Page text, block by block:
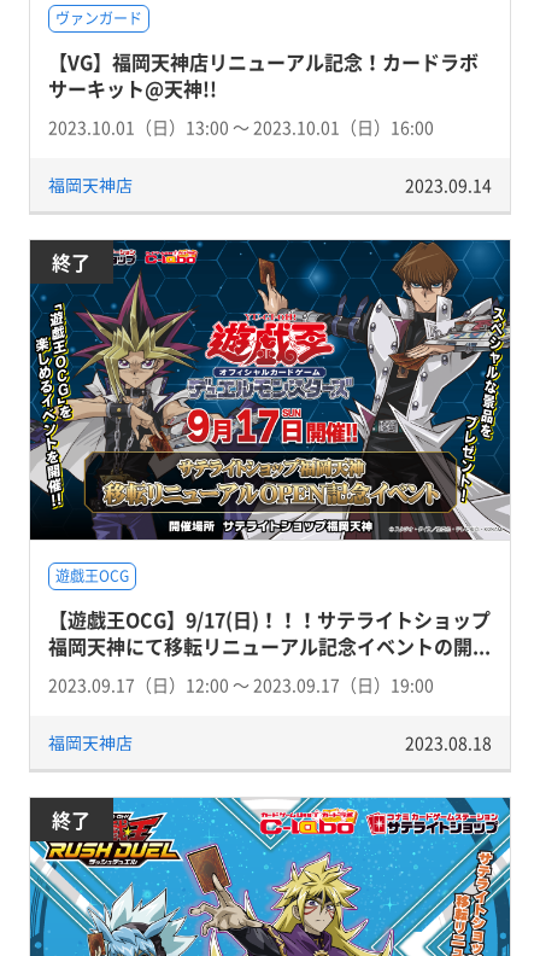
ヴァンガード
【VG】福岡天神店リニューアル記念！カードラボ
サーキット@天神!!
2023.10.01（日）13:00 〜 2023.10.01（日）16:00
福岡天神店 2023.09.14
終了
遊戯王OCG
【遊戯王OCG】9/17(日)！！！サテライトショップ
福岡天神にて移転リニューアル記念イベントの開...
2023.09.17（日）12:00 〜 2023.09.17（日）19:00
福岡天神店 2023.08.18
終了